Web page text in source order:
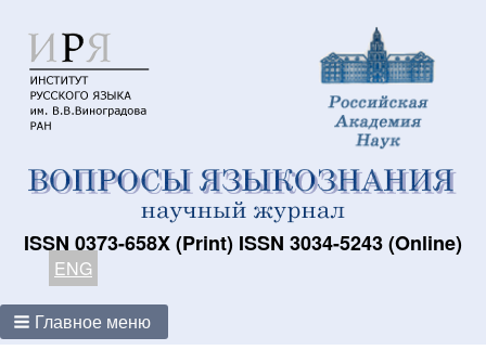
ISSN 0373-658X (Print) ISSN 3034-5243 (Online)
ENG
Главное меню